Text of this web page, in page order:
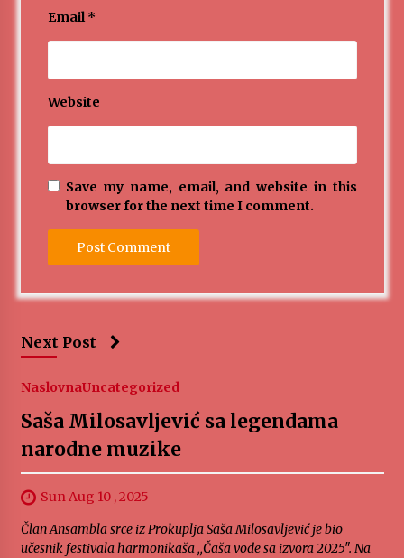
Email*
Website
Save my name, email, and website in this
browser for the next time I comment.
Next Post
NaslovnaUncategorized
Saša Milosavljević sa legendama
narodne muzike
Sun Aug 10 , 2025
Član Ansambla srce iz Prokuplja Saša Milosavljević je bio
učesnik festivala harmonikaša ,,Čaša vode sa izvora 2025″. Na